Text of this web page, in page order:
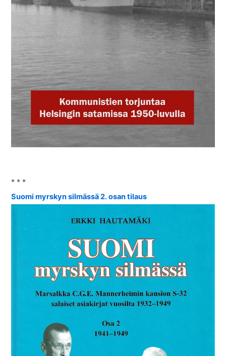
* * *
Suomi myrskyn silmässä 2. osan tilaus